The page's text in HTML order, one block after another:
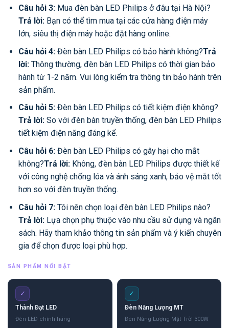
Câu hỏi 3:Mua đèn bàn LED Philips ở đâu tại Hà Nội?
Trả lời:Bạn có thể tìm mua tại các cửa hàng điện máy
lớn, siêu thị điện máy hoặc đặt hàng online.
Câu hỏi 4:Đèn bàn LED Philips có bảo hành không?Trả
lời:Thông thường, đèn bàn LED Philips có thời gian bảo
hành từ 1-2 năm. Vui lòng kiểm tra thông tin bảo hành trên
sản phẩm.
Câu hỏi 5:Đèn bàn LED Philips có tiết kiệm điện không?
Trả lời:So với đèn bàn truyền thống, đèn bàn LED Philips
tiết kiệm điện năng đáng kể.
Câu hỏi 6:Đèn bàn LED Philips có gây hại cho mắt
không?Trả lời:Không, đèn bàn LED Philips được thiết kế
với công nghệ chống lóa và ánh sáng xanh, bảo vệ mắt tốt
hơn so với đèn truyền thống.
Câu hỏi 7:Tôi nên chọn loại đèn bàn LED Philips nào?
Trả lời:Lựa chọn phụ thuộc vào nhu cầu sử dụng và ngân
sách. Hãy tham khảo thông tin sản phẩm và ý kiến chuyên
gia để chọn được loại phù hợp.
SẢN PHẨM NỔI BẬT
✓
Thành Đạt LED
Đèn LED chính hãng
✓
Đèn Năng Lượng MT
Đèn Năng Lượng Mặt Trời 300W